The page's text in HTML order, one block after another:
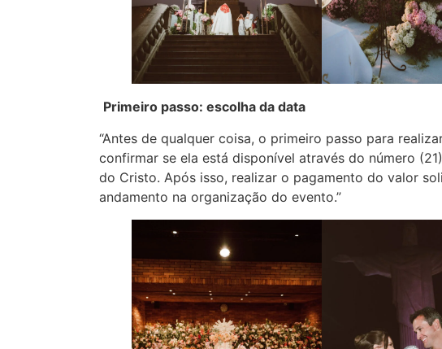
Primeiro passo: escolha da data
“Antes de qualquer coisa, o primeiro passo para
confirmar se ela está disponível através do número
do Cristo. Após isso, realizar o pagamento do valor
andamento na organização do evento.”